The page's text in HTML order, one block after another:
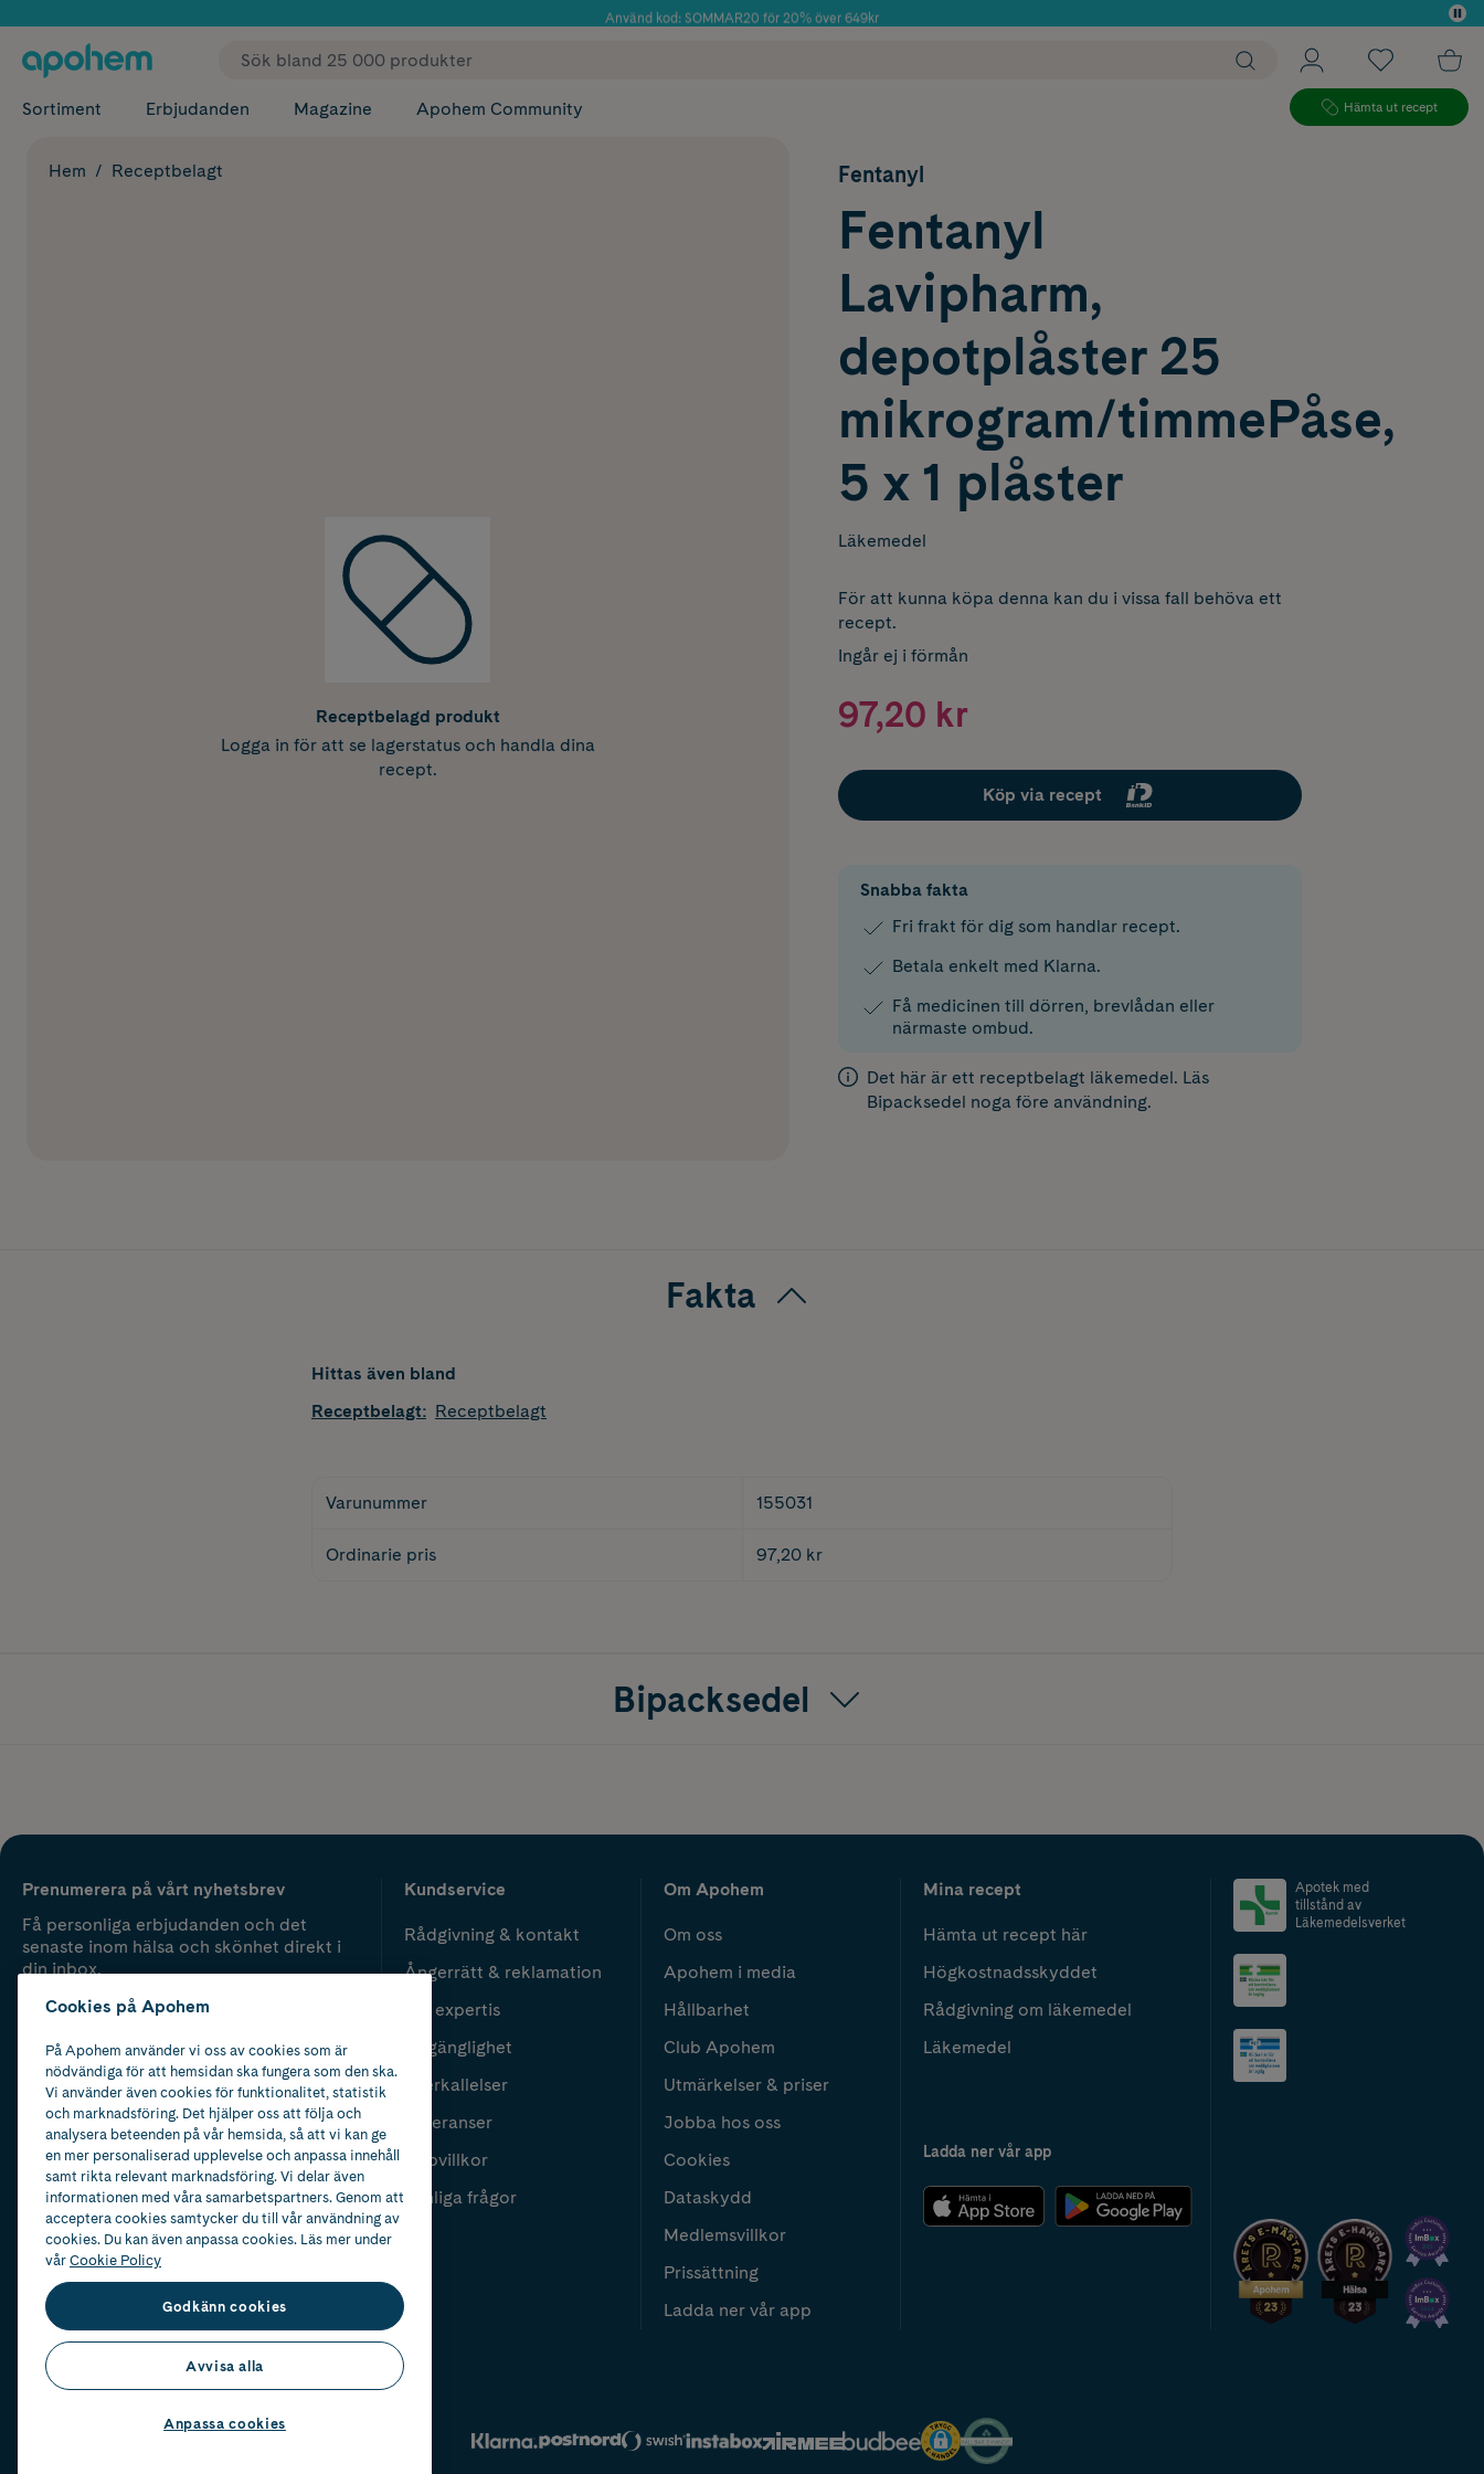
Använd kod: SOMMAR20 för 20% över 649kr
✓ Fri frakt
Sortiment Erbjudanden Magazine Apohem Community Hämta ut recept
Hem Receptbelagt
Receptbelagd produkt
Logga in för att se lagerstatus och handla dina
recept.
Fentanyl
Fentanyl
Lavipharm,
depotplåster 25
mikrogram/timmePåse,
5 x 1 plåster
Läkemedel
För att kunna köpa denna kan du i vissa fall behöva ett
recept.
Ingår ej i förmån
97,20 kr
Köp via recept
Snabba fakta
Fri frakt för dig som handlar recept.
Betala enkelt med Klarna.
Få medicinen till dörren, brevlådan eller
närmaste ombud.
Det här är ett receptbelagt läkemedel. Läs
Bipacksedel noga före användning.
Fakta
Hittas även bland
Receptbelagt: Receptbelagt
Varunummer 155031
Ordinarie pris 97,20 kr
Bipacksedel
Prenumerera på vårt nyhetsbrev
Få personliga erbjudanden och det
senaste inom hälsa och skönhet direkt i
din inbox.
Kundservice
Rådgivning & kontakt
Ångerrätt & reklamation
Vår expertis
Tillgänglighet
Återkallelser
Leveranser
Köpvillkor
Vanliga frågor
Om Apohem
Om oss
Apohem i media
Hållbarhet
Club Apohem
Utmärkelser & priser
Jobba hos oss
Cookies
Dataskydd
Medlemsvillkor
Prissättning
Ladda ner vår app
Mina recept
Hämta ut recept här
Högkostnadsskyddet
Rådgivning om läkemedel
Läkemedel
Ladda ner vår app
Apotek med
tillstånd av
Läkemedelsverket
2024
Cookies på Apohem
På Apohem använder vi oss av cookies som är
nödvändiga för att hemsidan ska fungera som den ska.
Vi använder även cookies för funktionalitet, statistik
och marknadsföring. Det hjälper oss att följa och
analysera beteenden på vår hemsida, så att vi kan ge
en mer personaliserad upplevelse och anpassa innehåll
samt rikta relevant marknadsföring. Vi delar även
informationen med våra samarbetspartners. Genom att
acceptera cookies samtycker du till vår användning av
cookies. Du kan även anpassa cookies. Läs mer under
vårCookie Policy
Godkänn cookies
Avvisa alla
Anpassa cookies